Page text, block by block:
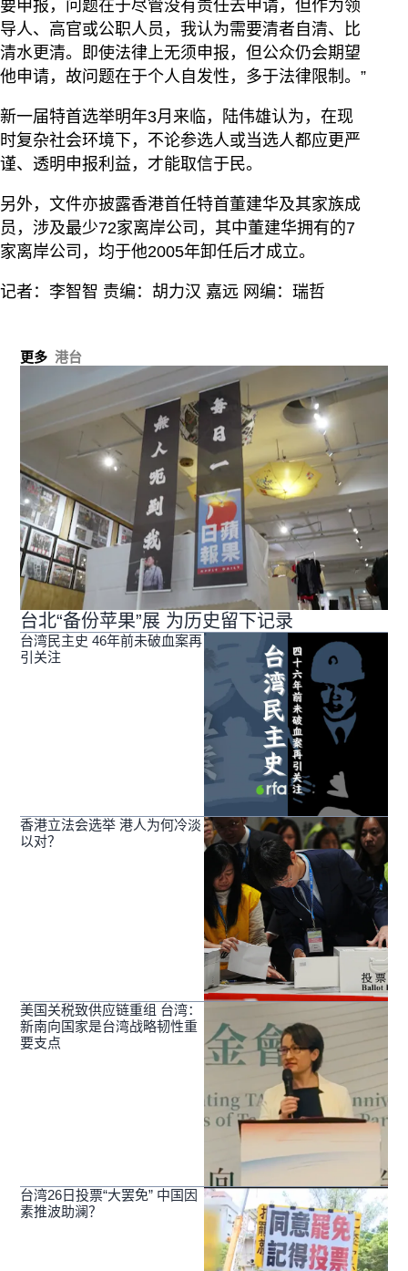
要申报，问题在于尽管没有责任去申请，但作为领
导人、高官或公职人员，我认为需要清者自清、比
清水更清。即使法律上无须申报，但公众仍会期望
他申请，故问题在于个人自发性，多于法律限制。”
新一届特首选举明年3月来临，陆伟雄认为，在现
时复杂社会环境下，不论参选人或当选人都应更严
谨、透明申报利益，才能取信于民。
另外，文件亦披露香港首任特首董建华及其家族成
员，涉及最少72家离岸公司，其中董建华拥有的7
家离岸公司，均于他2005年卸任后才成立。
记者：李智智 责编：胡力汉 嘉远 网编：瑞哲
更多 港台
台北“备份苹果”展 为历史留下记录
台湾民主史 46年前未破血案再
引关注
香港立法会选举 港人为何冷淡
以对？
美国关税致供应链重组 台湾：
新南向国家是台湾战略韧性重
要支点
台湾26日投票“大罢免” 中国因
素推波助澜？